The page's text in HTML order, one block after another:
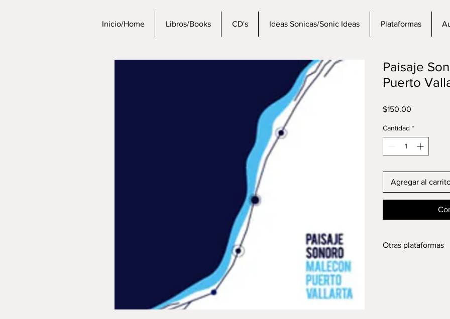
Inicio/Home Libros/Books CD's Ideas Sonicas/Sonic Ideas Plataformas
Paisaje
Puerto
$150.00
Cantidad *
Agregar al
Otras plataformas